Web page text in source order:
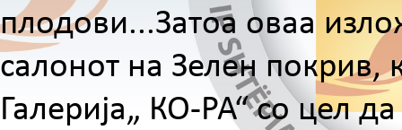
плодови...Затоа оваа
салонот на Зелен покрив,
Галерија„ КО-РА“ со цел